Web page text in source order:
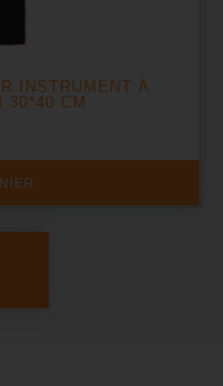
INSTRUMENT À
30*40 CM